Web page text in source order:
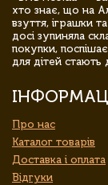
хто знає, що на
взуття, іграшки
досі зупиняла
покупки,
для дітей стають
Про нас
Каталог товарів
Доставка і оплата
Відгуки